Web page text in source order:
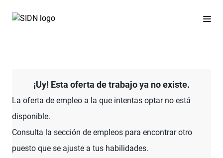
¡Uy! Esta oferta de trabajo ya no existe.
La oferta de empleo a la que intentas optar no está
disponible.
Consulta la sección de empleos para encontrar otro
puesto que se ajuste a tus habilidades.